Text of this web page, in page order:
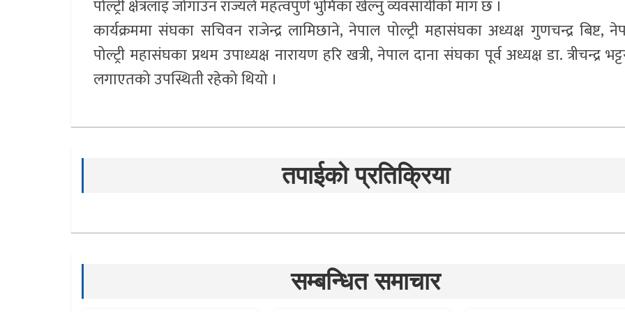
पोल्ट्री क्षेत्रलाइ जोगाउन राज्यले महत्वपुर्ण भुमिका खेल्नु व्यवसायीको माग छ ।
कार्यक्रममा संघका सचिवन राजेन्द्र लामिछाने, नेपाल पोल्ट्री महासंघका अध्यक्ष गुणचन्द्र बिष्ट,
पोल्ट्री महासंघका प्रथम उपाध्यक्ष नारायण हरि खत्री, नेपाल दाना संघका पूर्व अध्यक्ष डा. त्रीचन्द्र
लगाएतको उपस्थिती रहेको थियो ।
तपाईको प्रतिक्रिया
सम्बन्धित समाचार